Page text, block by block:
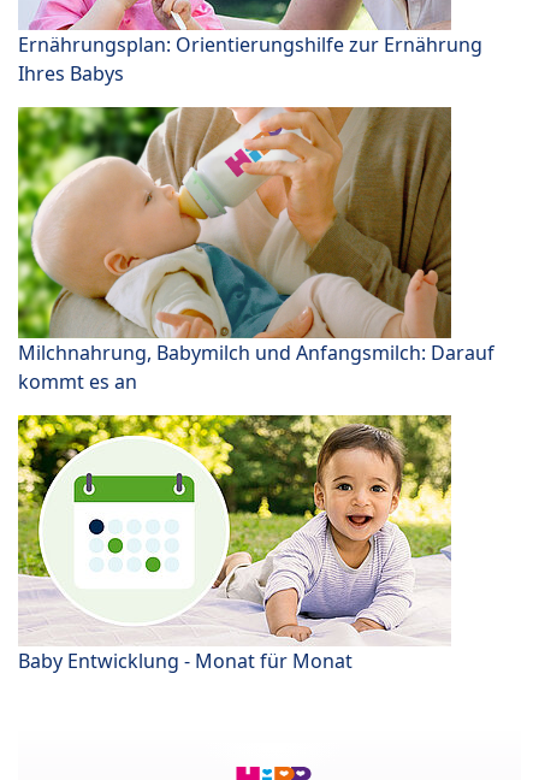
Ernährungsplan: Orientierungshilfe zur Ernährung
Ihres Babys
Milchnahrung, Babymilch und Anfangsmilch: Darauf
kommt es an
Baby Entwicklung - Monat für Monat